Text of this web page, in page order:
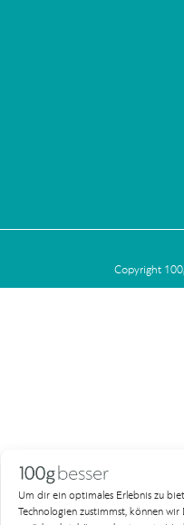
Um dir ein optimales Erlebnis zu
Technologien zustimmst, können
Copyright